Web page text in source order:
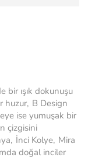
bir ışık dokunuşu
huzur, B Design
ise yumuşak bir
çizgisini
, İnci Kolye, Mira
doğal inciler